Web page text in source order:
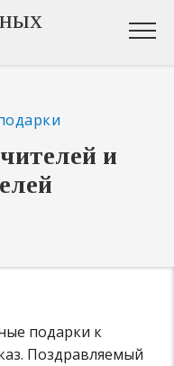
и
подарки к
Поздравляемый